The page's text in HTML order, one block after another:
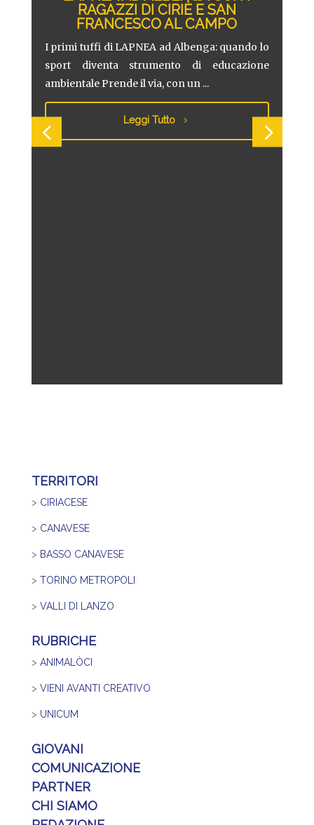
RAGAZZI DI CIRIÈ E SAN
FRANCESCO AL CAMPO
I primi tuffi di LAPNEA ad Albenga: quando lo
sport diventa strumento di educazione
ambientale Prende il via, con un ...
Leggi Tutto
TERRITORI
> CIRIACESE
> CANAVESE
> BASSO CANAVESE
> TORINO METROPOLI
> VALLI DI LANZO
RUBRICHE
> ANIMALÒCI
> VIENI AVANTI CREATIVO
> UNICUM
GIOVANI
COMUNICAZIONE
PARTNER
CHI SIAMO